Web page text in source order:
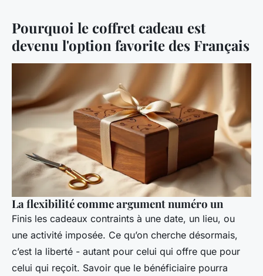
Pourquoi le coffret cadeau est
devenu l'option favorite des Français
La flexibilité comme argument numéro un
Finis les cadeaux contraints à une date, un lieu, ou
une activité imposée. Ce qu’on cherche désormais,
c’est la liberté - autant pour celui qui offre que pour
celui qui reçoit. Savoir que le bénéficiaire pourra